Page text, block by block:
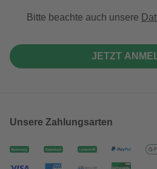
Bitte beachte auch unsere
JETZT
Unsere Zahlungsarten